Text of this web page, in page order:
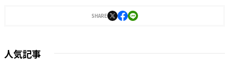
刊。
SHARE
人気記事